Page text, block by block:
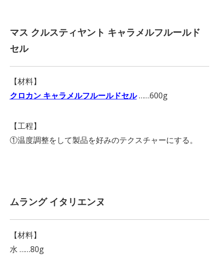
マス クルスティヤント キャラメルフルールド
セル
【材料】
クロカン キャラメルフルールドセル……600g
【工程】
①温度調整をして製品を好みのテクスチャーにする。
ムラング イタリエンヌ
【材料】
水 ……80g